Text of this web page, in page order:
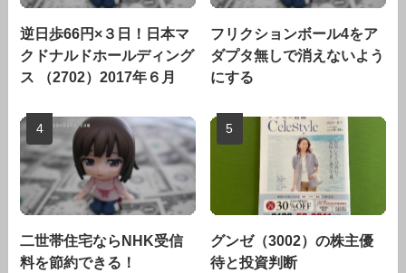
逆日歩66円×３日！日本マ
クドナルドホールディング
ス （2702）2017年６月
フリクションボール4をア
ダプタ無しで消えないよう
にする
二世帯住宅ならNHK受信
料を節約できる！
グンゼ（3002）の株主優
待と投資判断